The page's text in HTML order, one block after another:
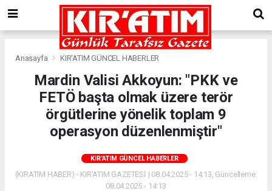
Anasayfa KIR'ATIM GÜNCEL HABERLER
Mardin Valisi Akkoyun: "PKK ve
FETÖ başta olmak üzere terör
örgütlerine yönelik toplam 9
operasyon düzenlenmiştir"
KIR'ATIM GÜNCEL HABERLER
(KIRATIM HABER) - KIR'ATIM GAZETESİ | 08.04.2025 - 14:13, Güncelleme:
08.04.2025 - 14:13